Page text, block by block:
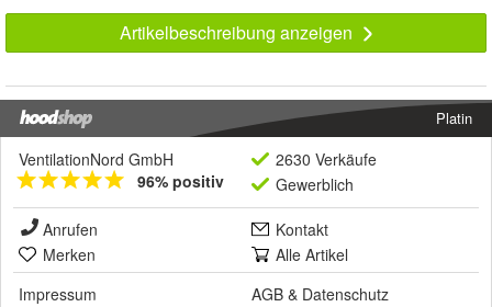
Artikelbeschreibung anzeigen
Platin
VentilationNord GmbH
96% positiv
2630 Verkäufe
Gewerblich
Anrufen
Kontakt
Merken
Alle Artikel
Impressum
AGB & Datenschutz